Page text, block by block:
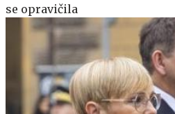
se opravičila